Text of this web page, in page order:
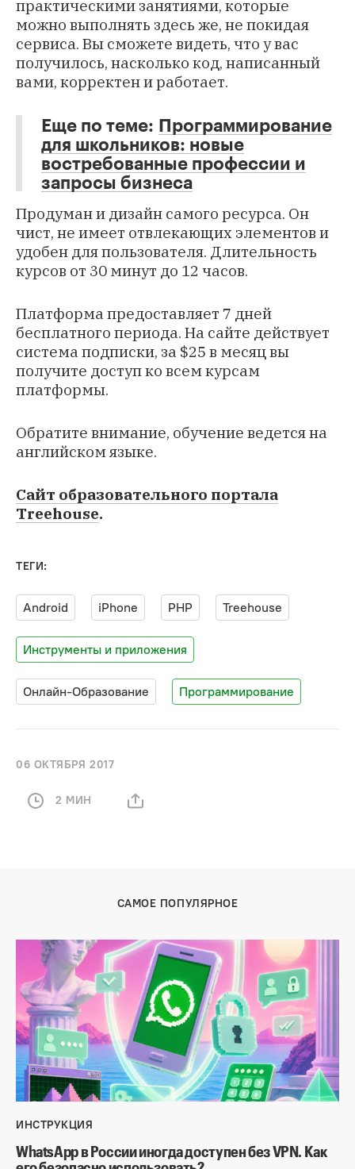
практическими занятиями, которые
можно выполнять здесь же, не покидая
сервиса. Вы сможете видеть, что у вас
получилось, насколько код, написанный
вами, корректен и работает.
Еще по теме: Программирование
для школьников: новые
востребованные профессии и
запросы бизнеса
Продуман и дизайн самого ресурса. Он
чист, не имеет отвлекающих элементов и
удобен для пользователя. Длительность
курсов от 30 минут до 12 часов.
Платформа предоставляет 7 дней
бесплатного периода. На сайте действует
система подписки, за $25 в месяц вы
получите доступ ко всем курсам
платформы.
Обратите внимание, обучение ведется на
английском языке.
Сайт образовательного портала
Treehouse.
ТЕГИ:
Android iPhone PHP Treehouse
Инструменты и приложения
Онлайн-Образование Программирование
06 ОКТЯБРЯ 2017
2 МИН
САМОЕ ПОПУЛЯРНОЕ
ИНСТРУКЦИЯ
WhatsApp в России иногда доступен без VPN. Как